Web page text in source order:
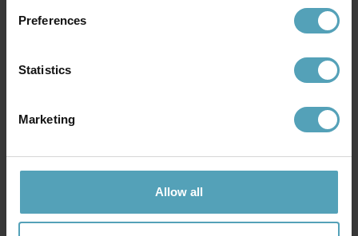
Preferences
Statistics
Marketing
Allow all
kr 1 125
Mini Mush 17cm bordlampe